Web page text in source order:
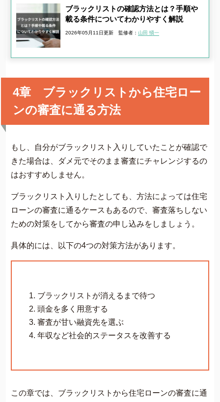
ブラックリストの確認方法とは？手順や
載る条件についてわかりやすく解説
2026年05月11日更新 監修者： 山田 愼一
4章 ブラックリストから住宅ロー
ンの審査に通る方法
もし、自分がブラックリスト入りしていたことが確認で
きた場合は、ダメ元でそのまま審査にチャレンジするの
はおすすめしません。
ブラックリスト入りしたとしても、方法によっては住宅
ローンの審査に通るケースもあるので、審査落ちしない
ための対策をしてから審査の申し込みをしましょう。
具体的には、以下の4つの対策方法があります。
ブラックリストが消えるまで待つ
頭金を多く用意する
審査が甘い融資先を選ぶ
年収など社会的ステータスを改善する
この章では、ブラックリストから住宅ローンの審査に通